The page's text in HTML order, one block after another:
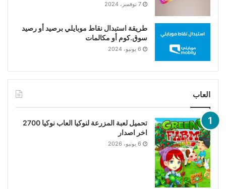
7 نوفمبر، 2024
طريقة استبدال نقاط موبايلي برصيد أو رصيد
سوق.كوم أو مكالمات
6 يونيو، 2024
العاب
تحميل لعبة المزرعة لنوكيا العاب نوكيا 2700
اخر اصدار
6 يونيو، 2026